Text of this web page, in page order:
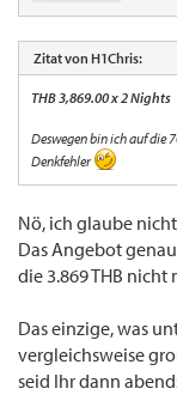
Zitat von H1Chris:
THB 3,869.00 x 2 Nights
Deswegen bin ich auf die
Denkfehler
Nö, ich glaube
Das Angebot
die 3.869 THB nicht
Das einzige, was
vergleichsweise
seid Ihr dann